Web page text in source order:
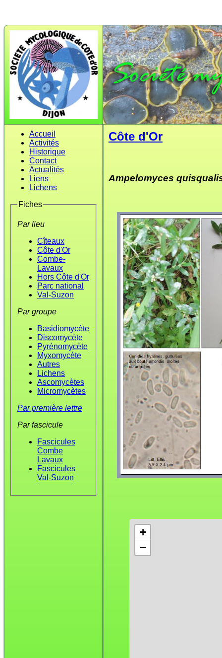
Accueil
Activités
Historique
Contact
Actualités
Liens
Lichens
Fiches
Par lieu
Cîteaux
Côte d'Or
Combe-
Lavaux
Hors Côte d'Or
Parc national
Val-Suzon
Par groupe
Basidiomycète
Discomycète
Pyrénomycète
Myxomycète
Autres
Lichens
Ascomycètes
Micromycètes
Par première lettre
Par fascicule
Fascicules
Combe
Lavaux
Fascicules
Val-Suzon
Côte d'Or
Ampelomyces
+
−